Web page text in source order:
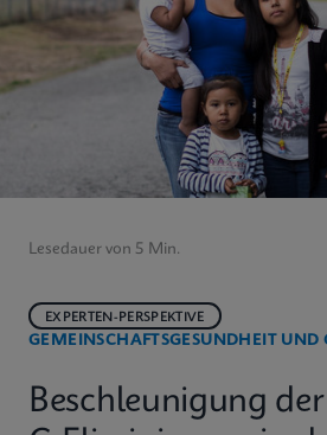
Lesedauer von 5 Min.
GEMEINSCHAFTSGESUNDHEIT UND
EXPERTEN-PERSPEKTIVE
Beschleunigung